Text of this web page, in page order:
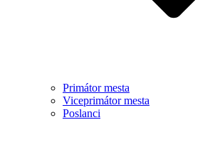
Primátor mesta
Viceprimátor mesta
Poslanci